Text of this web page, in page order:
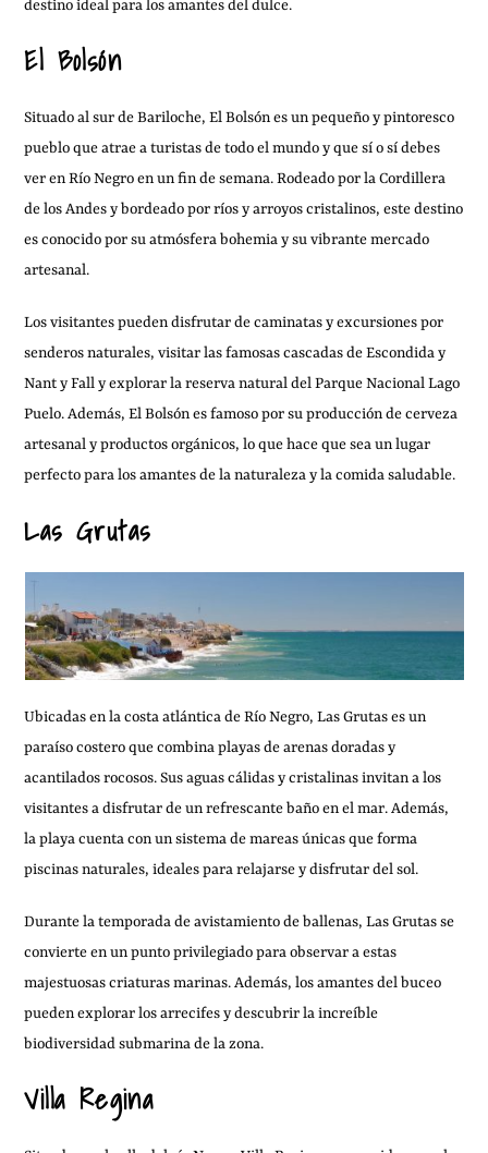
destino ideal para los amantes del dulce.
El Bolsón
Situado al sur de Bariloche, El Bolsón es un pequeño y pintoresco
pueblo que atrae a turistas de todo el mundo y que sí o sí debes
ver en Río Negro en un fin de semana. Rodeado por la Cordillera
de los Andes y bordeado por ríos y arroyos cristalinos, este destino
es conocido por su atmósfera bohemia y su vibrante mercado
artesanal.
Los visitantes pueden disfrutar de caminatas y excursiones por
senderos naturales, visitar las famosas cascadas de Escondida y
Nant y Fall y explorar la reserva natural del Parque Nacional Lago
Puelo. Además, El Bolsón es famoso por su producción de cerveza
artesanal y productos orgánicos, lo que hace que sea un lugar
perfecto para los amantes de la naturaleza y la comida saludable.
Las Grutas
Ubicadas en la costa atlántica de Río Negro, Las Grutas es un
paraíso costero que combina playas de arenas doradas y
acantilados rocosos. Sus aguas cálidas y cristalinas invitan a los
visitantes a disfrutar de un refrescante baño en el mar. Además,
la playa cuenta con un sistema de mareas únicas que forma
piscinas naturales, ideales para relajarse y disfrutar del sol.
Durante la temporada de avistamiento de ballenas, Las Grutas se
convierte en un punto privilegiado para observar a estas
majestuosas criaturas marinas. Además, los amantes del buceo
pueden explorar los arrecifes y descubrir la increíble
biodiversidad submarina de la zona.
Villa Regina